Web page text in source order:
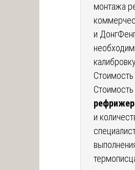
монтажа
и
калибровку.
Стоимость
и